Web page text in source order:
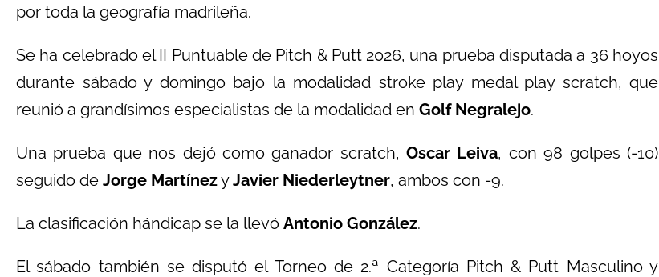
por toda la geografía madrileña.
Se ha celebrado el II Puntuable de Pitch & Putt 2026, una prueba disputada a 36 hoyos
durante sábado y domingo bajo la modalidad stroke play medal play scratch, que
reunió a grandísimos especialistas de la modalidad en Golf Negralejo.
Una prueba que nos dejó como ganador scratch, Oscar Leiva, con 98 golpes (-10)
seguido de Jorge MartínezyJavier Niederleytner, ambos con -9.
La clasificación hándicap se la llevó Antonio González.
El sábado también se disputó el Torneo de 2.ª Categoría Pitch & Putt Masculino y